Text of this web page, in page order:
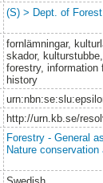
(S) > Dept. of
fornlämningar,
skador,
forestry, information
history
http://urn.kb.se/
Forestry - General
Nature